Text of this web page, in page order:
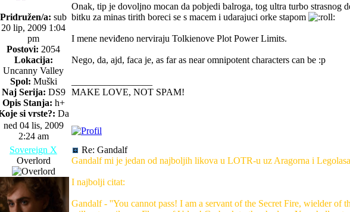
Pridružen/a: sub
20 lip, 2009 1:04
pm
Postovi: 2054
Lokacija:
Uncanny Valley
Spol: Muški
Naj Serija: DS9
Opis Stanja: h+
si vrste?: Da
Onak, tip je dovoljno mocan da pobjedi balroga, tog ultra turbo strasnog
bitku za minas tirith boreci se s macem i udarajuci orke stapom
I mene neviđeno nerviraju Tolkienove Plot Power Limits.
Nego, da, ajd, faca je, as far as near omnipotent characters can be :p
MAKE LOVE, NOT SPAM!
ned 04 lis, 2009
2:24 am
Sovereign X
Overlord
Re: Gandalf
Gandalf mi je jedan od najboljih likova u LOTR-u uz Aragorna i Legolasa
I najbolji citat:
Gandalf - ''You cannot pass! I am a servant of the Secret Fire, wielder of